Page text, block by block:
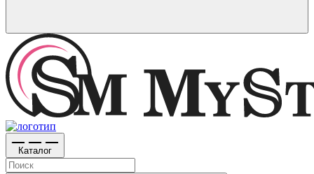
Каталог